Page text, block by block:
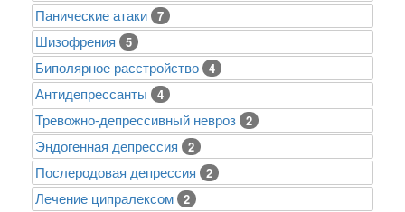
Панические атаки 7
Шизофрения 5
Биполярное расстройство 4
Антидепрессанты 4
Тревожно-депрессивный невроз 2
Эндогенная депрессия 2
Послеродовая депрессия 2
Лечение ципралексом 2